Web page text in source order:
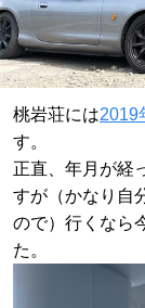
桃岩荘には2019
す。
正直、年月が経
すが（かなり自
ので） 行くなら
た。